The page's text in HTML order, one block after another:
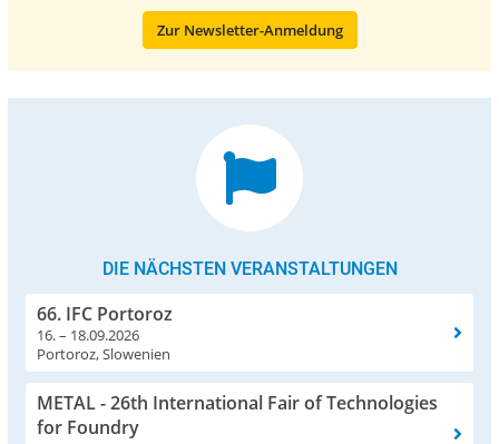
Zur Newsletter-Anmeldung
DIE NÄCHSTEN VERANSTALTUNGEN
66. IFC Portoroz
16. – 18.09.2026
Portoroz, Slowenien
METAL - 26th International Fair of Technologies
for Foundry